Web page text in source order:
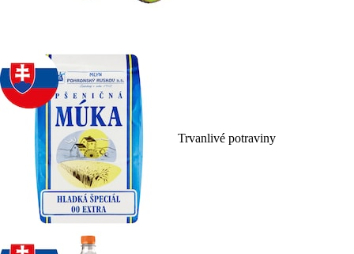
Trvanlivé potraviny